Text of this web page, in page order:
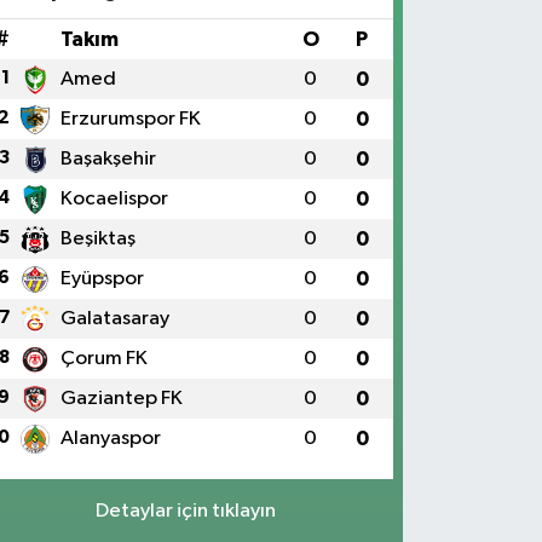
Takım O P
1 Amed 0 0
Erzurumspor FK 0 0
3 Başakşehir 0 0
Kocaelispor 0 0
5 Beşiktaş 0 0
Eyüpspor 0 0
7 Galatasaray 0 0
8 Çorum FK 0 0
Gaziantep FK 0 0
Alanyaspor 0 0
Detaylar için tıklayın